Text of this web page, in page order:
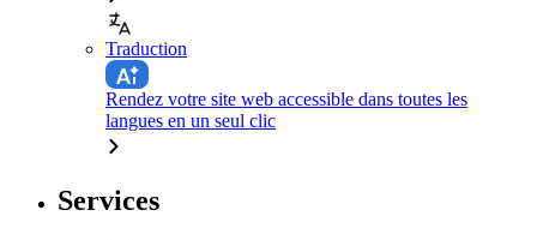
Traduction
Rendez votre site web accessible dans toutes les
langues en un seul clic
Services